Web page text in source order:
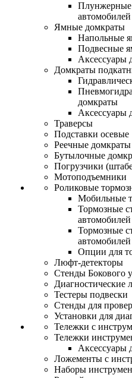
Плунжерные
автомобилей
Ямные домкраты
Напольные
Подвесные
Аксессуары
Домкраты
домкраты
Аксессуары
Траверсы
Подставки осевые
Реечные домкраты
Бутылочные
Погрузчики
Мотоподъемники
Роликовые
Мобильные
Тормозные
Тормозные
автомобилей
Опции для
Люфт-детекторы
Стенды Бокового
Диагностические
Тестеры подвески
Стенды для
Установки для
Тележки с
Тележки
Аксессуары
Ложементы с
Наборы